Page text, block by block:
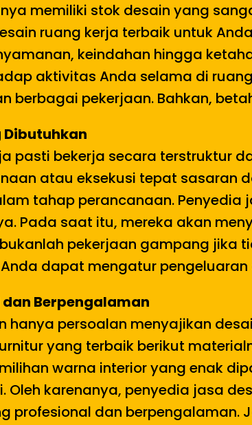
memiliki stok desain yang
ruang kerja terbaik untuk
keindahan hingga
aktivitas Anda selama di
berbagai pekerjaan. Bahkan,
Dibutuhkan
pasti bekerja secara terstruktur
atau eksekusi tepat sasaran
tahap perancanaan. Penyedia
Pada saat itu, mereka akan
pekerjaan gampang jika
dapat mengatur
Berpengalaman
hanya persoalan menyajikan
yang terbaik berikut
warna interior yang enak
karenanya, penyedia jasa
profesional dan berpengalaman.